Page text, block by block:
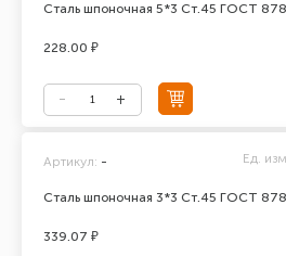
Сталь шпоночная 5*3 Ст.45 ГОСТ
228.00 ₽
Сталь шпоночная 3*3 Ст.45 ГОСТ
Артикул: - Ед.
339.07 ₽